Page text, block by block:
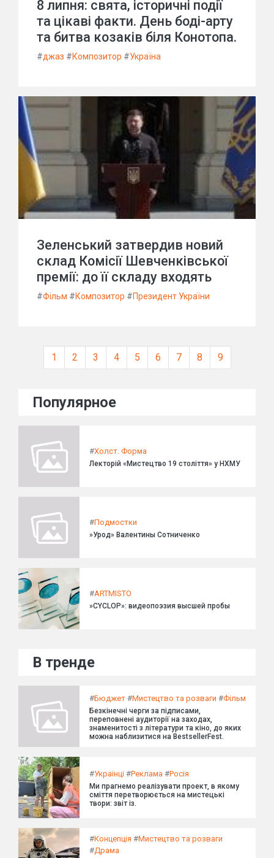
8 липня: свята, історичні події
та цікаві факти. День боді-арту
та битва козаків біля Конотопа.
#джаз #Композитор #Україна
Зеленський затвердив новий
склад Комісії Шевченківської
премії: до її складу входять
#Фільм #Композитор #Президент України
1 2 3 4 5 6 7 8 9
Популярное
#Холст. Форма
Лекторій «Мистецтво 19 століття» у НХМУ
#Подмостки
»Урод» Валентины Сотниченко
#ARTMISTO
»CYCLOP»: видеопоэзия высшей пробы
В тренде
#Бюджет #Мистецтво та розваги #Фільм
Безкінечні черги за підписами,
переповнені аудиторії на заходах,
знаменитості з літератури та кіно, до яких
можна наблизитися на BestsellerFest.
#Українці #Реклама #Росія
Ми прагнемо реалізувати проект, в якому
сміття перетворюється на мистецькі
твори: звіт із.
#Концепція #Мистецтво та розваги
#Драма